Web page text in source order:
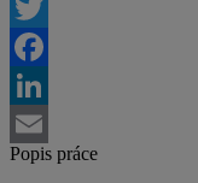
Twitter
Facebook
LinkedIn
Email
Popis práce